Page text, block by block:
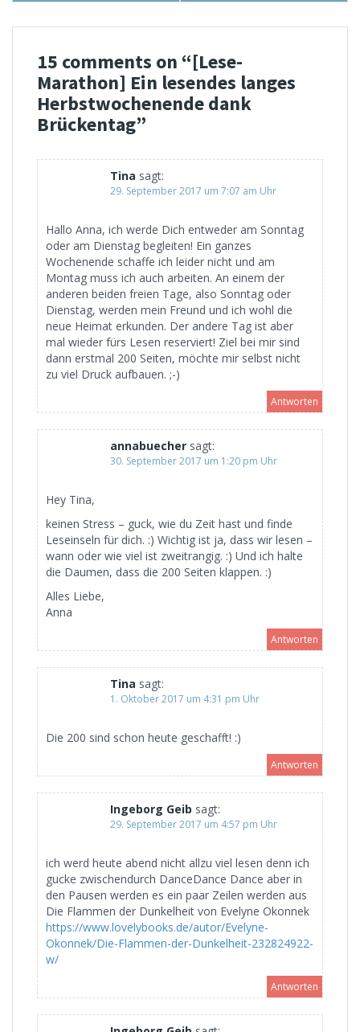
15 comments on “[Lese-
Marathon] Ein lesendes langes
Herbstwochenende dank
Brückentag”
Tina sagt:
29. September 2017 um 7:07 am Uhr
Hallo Anna, ich werde Dich entweder am Sonntag
oder am Dienstag begleiten! Ein ganzes
Wochenende schaffe ich leider nicht und am
Montag muss ich auch arbeiten. An einem der
anderen beiden freien Tage, also Sonntag oder
Dienstag, werden mein Freund und ich wohl die
neue Heimat erkunden. Der andere Tag ist aber
mal wieder fürs Lesen reserviert! Ziel bei mir sind
dann erstmal 200 Seiten, möchte mir selbst nicht
zu viel Druck aufbauen. ;-)
Antworten
annabuecher sagt:
30. September 2017 um 1:20 pm Uhr
Hey Tina,
keinen Stress – guck, wie du Zeit hast und finde
Leseinseln für dich. :) Wichtig ist ja, dass wir lesen –
wann oder wie viel ist zweitrangig. :) Und ich halte
die Daumen, dass die 200 Seiten klappen. :)
Alles Liebe,
Anna
Antworten
Tina sagt:
1. Oktober 2017 um 4:31 pm Uhr
Die 200 sind schon heute geschafft! :)
Antworten
Ingeborg Geib sagt:
29. September 2017 um 4:57 pm Uhr
ich werd heute abend nicht allzu viel lesen denn ich
gucke zwischendurch DanceDance Dance aber in
den Pausen werden es ein paar Zeilen werden aus
Die Flammen der Dunkelheit von Evelyne Okonnek
https://www.lovelybooks.de/autor/Evelyne-
Okonnek/Die-Flammen-der-Dunkelheit-232824922-
w/
Antworten